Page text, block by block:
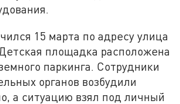
15 марта по адресу улица
площадка расположена
паркинга. Сотрудники
органов возбудили
а ситуацию взял под личный